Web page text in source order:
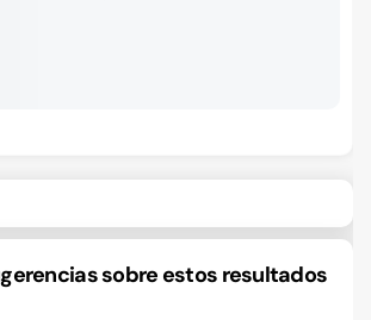
sobre estos resultados